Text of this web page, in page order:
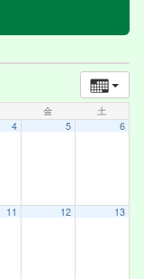
金
土
4 5 6
11 12 13